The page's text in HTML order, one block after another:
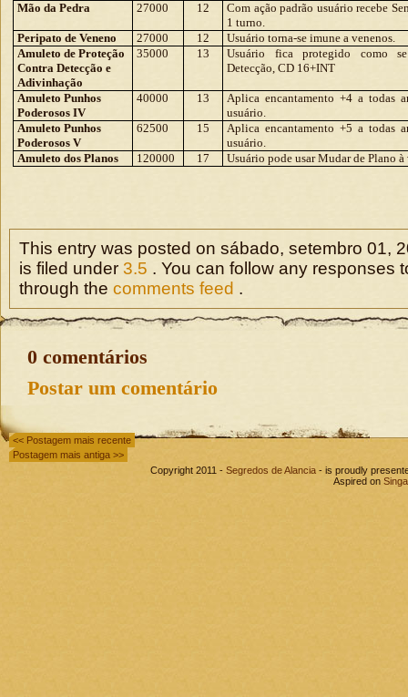
Mão da Pedra
27000 12
Com ação padrão usuário recebe
1 turno.
Peripato de Veneno
27000 12
Usuário torna-se imune a venenos.
Amuleto de Proteção
Contra Detecção e
Adivinhação
35000 13
Usuário fica protegido como
Detecção, CD 16+INT
Amuleto Punhos
Poderosos IV
40000 13
Aplica encantamento +4 a todas
usuário.
Amuleto Punhos
Poderosos V
62500 15
Aplica encantamento +5 a todas
usuário.
Amuleto dos Planos
120000 17 Usuário pode usar Mudar de Plano
This entry was posted on sábado, setembro 01,
is filed under 3.5 . You can follow any responses
through the comments feed .
0 comentários
Postar um comentário
<< Postagem mais recente
Postagem mais antiga >>
Copyright 2011 - Segredos de Alancia - is proudly
Aspired on